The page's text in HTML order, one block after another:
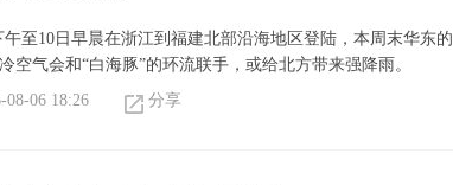
午至10日早晨在浙江到福建北部沿海地区登陆，本周末华东的
空气会和“白海豚”的环流联手，或给北方带来强降雨。
08-06 18:26 分享